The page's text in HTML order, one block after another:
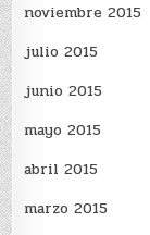
noviembre 2015
julio 2015
junio 2015
mayo 2015
abril 2015
marzo 2015